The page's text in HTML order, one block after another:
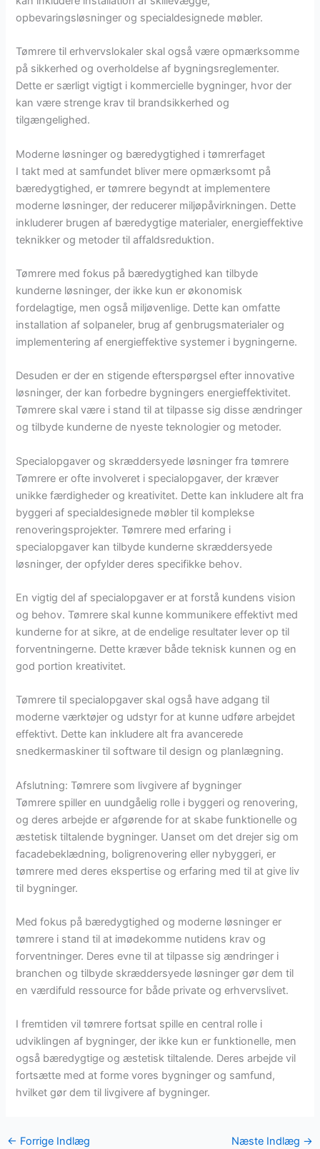
opbevaringsløsninger og specialdesignede møbler.
Tømrere til erhvervslokaler skal også være opmærksomme
på sikkerhed og overholdelse af bygningsreglementer.
Dette er særligt vigtigt i kommercielle bygninger, hvor der
kan være strenge krav til brandsikkerhed og
tilgængelighed.
Moderne løsninger og bæredygtighed i tømrerfaget
I takt med at samfundet bliver mere opmærksomt på
bæredygtighed, er tømrere begyndt at implementere
moderne løsninger, der reducerer miljøpåvirkningen. Dette
inkluderer brugen af bæredygtige materialer, energieffektive
teknikker og metoder til affaldsreduktion.
Tømrere med fokus på bæredygtighed kan tilbyde
kunderne løsninger, der ikke kun er økonomisk
fordelagtige, men også miljøvenlige. Dette kan omfatte
installation af solpaneler, brug af genbrugsmaterialer og
implementering af energieffektive systemer i bygningerne.
Desuden er der en stigende efterspørgsel efter innovative
løsninger, der kan forbedre bygningers energieffektivitet.
Tømrere skal være i stand til at tilpasse sig disse ændringer
og tilbyde kunderne de nyeste teknologier og metoder.
Specialopgaver og skræddersyede løsninger fra tømrere
Tømrere er ofte involveret i specialopgaver, der kræver
unikke færdigheder og kreativitet. Dette kan inkludere alt fra
byggeri af specialdesignede møbler til komplekse
renoveringsprojekter. Tømrere med erfaring i
specialopgaver kan tilbyde kunderne skræddersyede
løsninger, der opfylder deres specifikke behov.
En vigtig del af specialopgaver er at forstå kundens vision
og behov. Tømrere skal kunne kommunikere effektivt med
kunderne for at sikre, at de endelige resultater lever op til
forventningerne. Dette kræver både teknisk kunnen og en
god portion kreativitet.
Tømrere til specialopgaver skal også have adgang til
moderne værktøjer og udstyr for at kunne udføre arbejdet
effektivt. Dette kan inkludere alt fra avancerede
snedkermaskiner til software til design og planlægning.
Afslutning: Tømrere som livgivere af bygninger
Tømrere spiller en uundgåelig rolle i byggeri og renovering,
og deres arbejde er afgørende for at skabe funktionelle og
æstetisk tiltalende bygninger. Uanset om det drejer sig om
facadebeklædning, boligrenovering eller nybyggeri, er
tømrere med deres ekspertise og erfaring med til at give liv
til bygninger.
Med fokus på bæredygtighed og moderne løsninger er
tømrere i stand til at imødekomme nutidens krav og
forventninger. Deres evne til at tilpasse sig ændringer i
branchen og tilbyde skræddersyede løsninger gør dem til
en værdifuld ressource for både private og erhvervslivet.
I fremtiden vil tømrere fortsat spille en central rolle i
udviklingen af bygninger, der ikke kun er funktionelle, men
også bæredygtige og æstetisk tiltalende. Deres arbejde vil
fortsætte med at forme vores bygninger og samfund,
hvilket gør dem til livgivere af bygninger.
← Forrige Indlæg Næste Indlæg →